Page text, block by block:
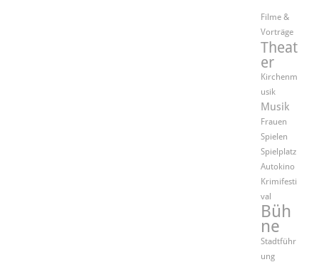
Filme &
Vorträge
Theat
er
Kirchenm
usik
Musik
Frauen
Spielen
Spielplatz
Autokino
Krimifesti
val
Büh
ne
Stadtführ
ung